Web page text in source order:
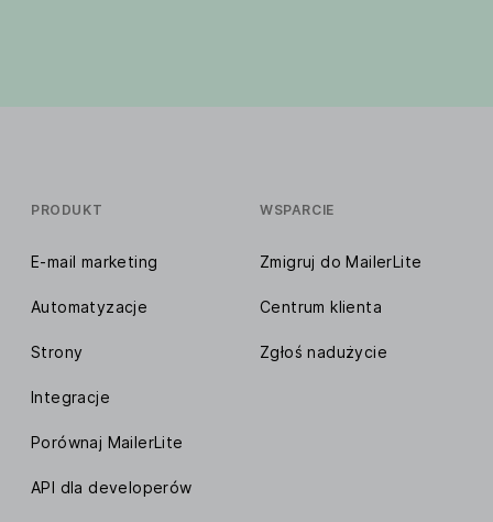
PRODUKT
E-mail marketing
Automatyzacje
Strony
Integracje
Porównaj MailerLite
API dla developerów
WSPARCIE
Zmigruj do MailerLite
Centrum klienta
Zgłoś nadużycie